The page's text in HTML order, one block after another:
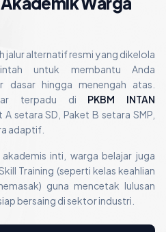
jalur alternatif resmi yang dikelola
untuk membantu Anda
dasar hingga menengah atas.
terpadu di PKBM INTAN
setara SD, Paket B setara SMP,
adaptif.
inti, warga belajar juga
Training (seperti kelas keahlian
guna mencetak lulusan
bersaing di sektor industri.